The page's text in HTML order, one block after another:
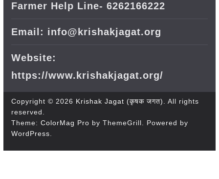
Farmer Help Line- 6262166222
Email: info@krishakjagat.org
Website:
https://www.krishakjagat.org/
Copyright © 2026 Krishak Jagat (कृषक जगत)
. All rights
reserved.
Theme: ColorMag Pro by ThemeGrill. Powered by
WordPress